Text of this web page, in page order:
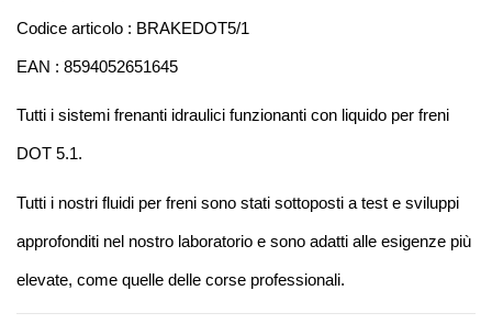
Codice articolo : BRAKEDOT5/1
EAN : 8594052651645
Tutti i sistemi frenanti idraulici funzionanti con liquido per freni
DOT 5.1.
Tutti i nostri fluidi per freni sono stati sottoposti a test e sviluppi
approfonditi nel nostro laboratorio e sono adatti alle esigenze più
elevate, come quelle delle corse professionali.